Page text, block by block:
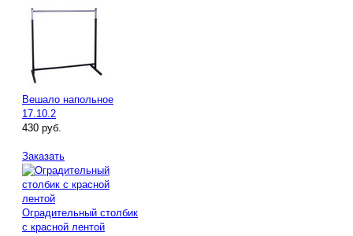
Вешало напольное
17.10.2
430 руб.
Заказать
Оградительный столбик
с красной лентой